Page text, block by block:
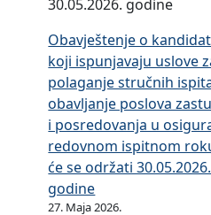
t
d
.
u
t
o
o
d
g
o
v
o
r
s
k
e
j
e
d
a
n
o
d
i
l
n
o
s
t
P
F
S
a
n
j
u
s
t
a
n
30.05.2026. godine
Obavještenje o
koji ispunjavaju uslove
polaganje stručnih
obavljanje poslova
i posredovanja u
redovnom ispitnom
će se održati 30.05.2026.
godine
27. Maja 2026.